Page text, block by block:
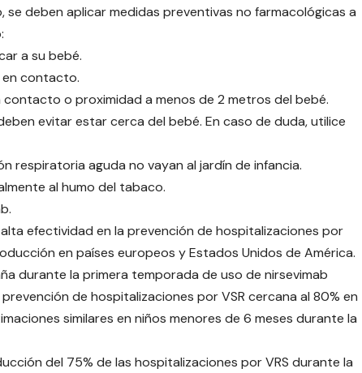
se deben aplicar medidas preventivas no farmacológicas a
a su bebé.
en contacto.
o proximidad a menos de 2 metros del bebé.
evitar estar cerca del bebé. En caso de duda, utilice
respiratoria aguda no vayan al jardín de infancia.
al humo del tabaco.
efectividad en la prevención de hospitalizaciones por
en países europeos y Estados Unidos de América.
durante la primera temporada de uso de nirsevimab
de hospitalizaciones por VSR cercana al 80% en
similares en niños menores de 6 meses durante la
del 75% de las hospitalizaciones por VRS durante la